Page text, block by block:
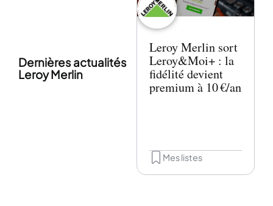
Dernières actualités
Leroy Merlin
Leroy Merlin sort
Leroy&Moi+ : la
fidélité devient
premium à 10 €/an
Mes listes